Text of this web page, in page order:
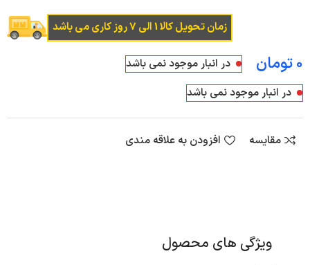
زمان تحویل کالا 1 الی 7 روز کاری می باشد
تومان
در انبار موجود نمی باشد
در انبار موجود نمی باشد
مقایسه افزودن به علاقه مندی
ویژگی های محصول